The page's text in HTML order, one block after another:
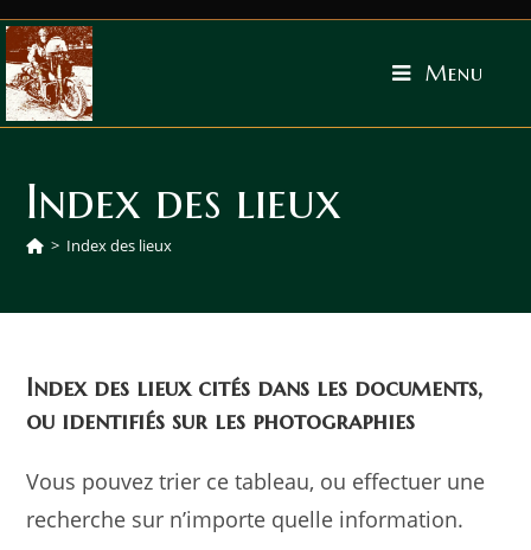
Menu
Index des lieux
> Index des lieux
Index des lieux cités dans les documents,
ou identifiés sur les photographies
Vous pouvez trier ce tableau, ou effectuer une
recherche sur n’importe quelle information.